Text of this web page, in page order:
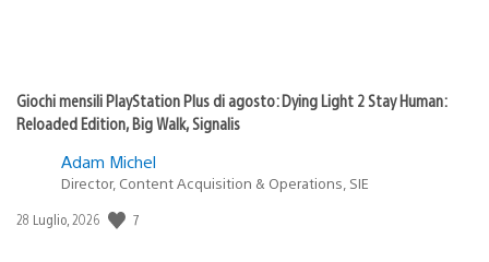
Giochi mensili PlayStation Plus di agosto: Dying Light 2 Stay Human:
Reloaded Edition, Big Walk, Signalis
Adam Michel
Director, Content Acquisition & Operations, SIE
Data
28 Luglio, 2026 7